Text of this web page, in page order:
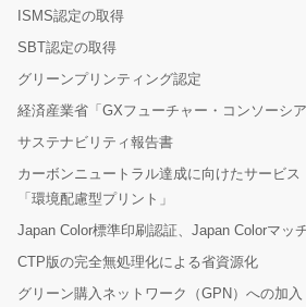
ISMS認定の取得
SBT認定の取得
グリーンプリンティング認定
経済産業省「GXフューチャー・コンソーシ
サステナビリティ報告書
カーボンニュートラル達成に向けたサービス
「環境配慮型プリント」
Japan Color標準印刷認証、Japan Colorマッ
CTP版の完全無処理化による省資源化
グリーン購入ネットワーク（GPN）への加入